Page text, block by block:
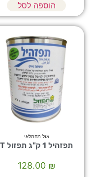
הוספה לסל
אזל מהמלאי
תפזהיל 1 ק"ג תפזול T
₪
128.00